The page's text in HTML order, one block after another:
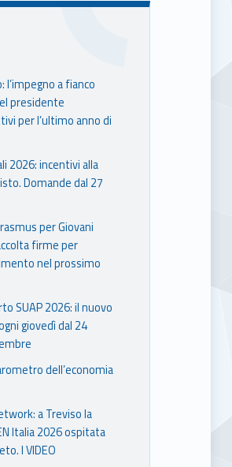
a fianco
presidente
per l’ultimo anno di
2026: incentivi alla
Domande dal 27
per Giovani
firme per
nel prossimo
SUAP 2026: il nuovo
giovedì dal 24
dell’economia
a Treviso la
Italia 2026 ospitata
I VIDEO